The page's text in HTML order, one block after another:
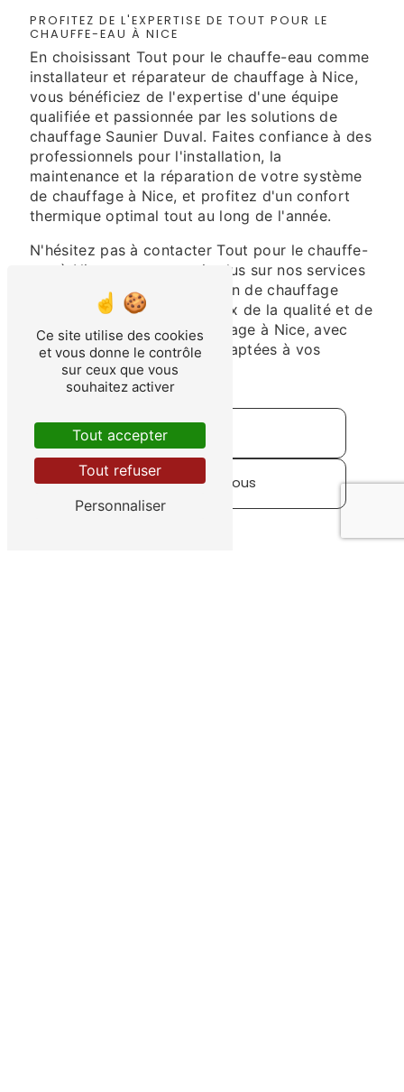
PROFITEZ DE L'EXPERTISE DE TOUT POUR LE
CHAUFFE-EAU À NICE
En choisissant Tout pour le chauffe-eau comme
installateur et réparateur de chauffage à Nice,
vous bénéficiez de l'expertise d'une équipe
qualifiée et passionnée par les solutions de
chauffage Saunier Duval. Faites confiance à des
professionnels pour l'installation, la
maintenance et la réparation de votre système
de chauffage à Nice, et profitez d'un confort
thermique optimal tout au long de l'année.
N'hésitez pas à contacter Tout pour le chauffe-
eau à Nice pour en savoir plus sur nos services
d'installation et de réparation de chauffage
Saunier Duval. Faites le choix de la qualité et de
la fiabilité pour votre chauffage à Nice, avec
des solutions sur-mesure adaptées à vos
besoins et à votre budget.
Contactez-nous
Ce site utilise des cookies
et vous donne le contrôle
sur ceux que vous
souhaitez activer
Tout accepter
Tout refuser
Personnaliser